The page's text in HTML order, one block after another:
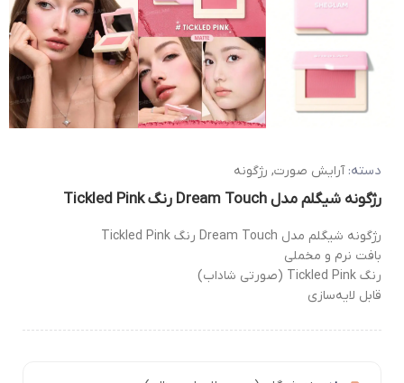
دسته: آرایش صورت, رژگونه
رژگونه شیگلم مدل Dream Touch رنگ Tickled Pink
رژگونه شیگلم مدل Dream Touch رنگ Tickled Pink
بافت نرم و مخملی
رنگ Tickled Pink (صورتی شاداب)
قابل لایه‌سازی